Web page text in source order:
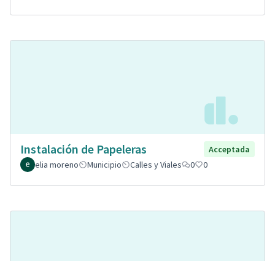
Instalación de Papeleras
Acceptada
elia moreno
Municipio Calles y Viales 0 0